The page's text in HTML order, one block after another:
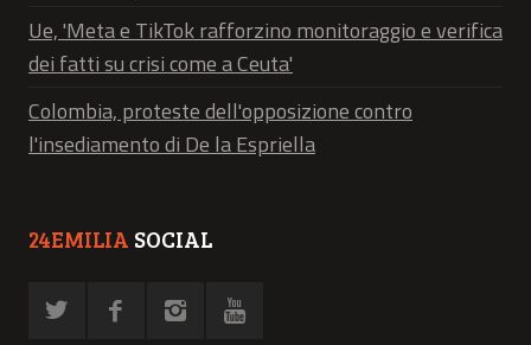
Ue, 'Meta e TikTok rafforzino monitoraggio e verifica
dei fatti su crisi come a Ceuta'
Colombia, proteste dell'opposizione contro
l'insediamento di De la Espriella
24EMILIA SOCIAL